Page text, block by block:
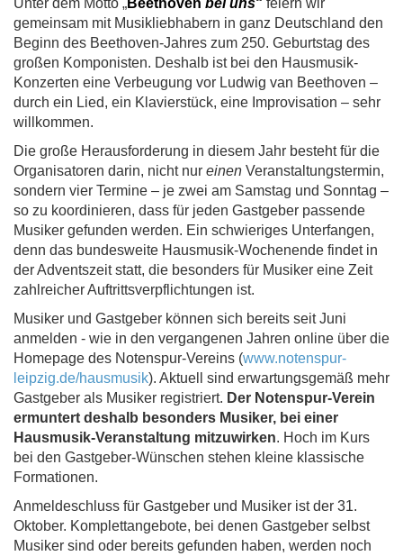
Unter dem Motto „Beethoven bei uns“ feiern wir
gemeinsam mit Musikliebhabern in ganz Deutschland den
Beginn des Beethoven-Jahres zum 250. Geburtstag des
großen Komponisten. Deshalb ist bei den Hausmusik-
Konzerten eine Verbeugung vor Ludwig van Beethoven –
durch ein Lied, ein Klavierstück, eine Improvisation – sehr
willkommen.
Die große Herausforderung in diesem Jahr besteht für die
Organisatoren darin, nicht nur einen Veranstaltungstermin,
sondern vier Termine – je zwei am Samstag und Sonntag –
so zu koordinieren, dass für jeden Gastgeber passende
Musiker gefunden werden. Ein schwieriges Unterfangen,
denn das bundesweite Hausmusik-Wochenende findet in
der Adventszeit statt, die besonders für Musiker eine Zeit
zahlreicher Auftrittsverpflichtungen ist.
Musiker und Gastgeber können sich bereits seit Juni
anmelden - wie in den vergangenen Jahren online über die
Homepage des Notenspur-Vereins (www.notenspur-
leipzig.de/hausmusik). Aktuell sind erwartungsgemäß mehr
Gastgeber als Musiker registriert. Der Notenspur-Verein
ermuntert deshalb besonders Musiker, bei einer
Hausmusik-Veranstaltung mitzuwirken. Hoch im Kurs
bei den Gastgeber-Wünschen stehen kleine klassische
Formationen.
Anmeldeschluss für Gastgeber und Musiker ist der 31.
Oktober. Komplettangebote, bei denen Gastgeber selbst
Musiker sind oder bereits gefunden haben, werden noch